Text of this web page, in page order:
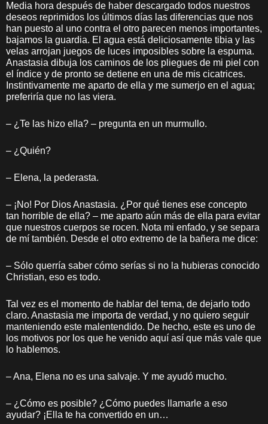
Media hora después de haber descargado todos nuestros
deseos reprimidos los últimos días las diferencias que nos
han puesto al uno contra el otro parecen menos importantes,
bajamos la guardia. El agua está deliciosamente tibia y las
velas arrojan juegos de luces imposibles sobre la espuma.
Anastasia dibuja los caminos de los pliegues de mi piel con
el índice y de pronto se detiene en una de mis cicatrices.
Instintivamente me aparto de ella y me sumerjo en el agua;
preferiría que no las viera.
– ¿Te las hizo ella? – pregunta en un murmullo.
– ¿Quién?
– Elena, la pederasta.
– ¡No! Por Dios Anastasia. ¿Por qué tienes ese concepto
tan horrible de ella? – me aparto aún más de ella para evitar
que nuestros cuerpos se rocen. Nota mi enfado, y se separa
de mí también. Desde el otro extremo de la bañera me dice:
– Sólo querría saber cómo serías si no la hubieras conocido
Christian, eso es todo.
Tal vez es el momento de hablar del tema, de dejarlo todo
claro. Anastasia me importa de verdad, y no quiero seguir
manteniendo este malentendido. De hecho, este es uno de
los motivos por los que he venido aquí así que más vale que
lo hablemos.
– Ana, Elena no es una salvaje. Y me ayudó mucho.
– ¿Cómo es posible? ¿Cómo puedes llamarle a eso
ayudar? ¡Ella te ha convertido en un…